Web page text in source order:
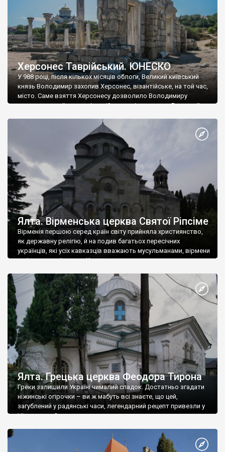
Херсонес Таврійський. ЮНЕСКО
У 988 році, після кількох місяців облоги, Великий київський
князь Володимир захопив Херсонес, візантійське, на той час,
місто. Саме взяття Херсонесу дозволило Володимиру
диктувати свої умови візантійському імператору Василю ІІ, та
Херсонесі Володимир-язичник, став Василем-християнином.
А потім було Хрещення Русі. На честь Херсонесу Таврійського
Ялта. Вірменська церква Святої Ріпсіме
Вірменія першою серед країн світу прийняла християнство,
як державну релігію, й на подив багатьох пересічних
українців, які усіх кавказців вважають мусульманами, вірмени
є відданими вірянами Христа
Ялта. Грецька церква Феодора Тирона
Греки залишили Україні чималий спадок. Достатньо згадати
ніжинські огірочки – ви ж мабуть всі знаєте, що цей,
загублений у радянські часи, легендарний рецепт привезли у
Ніжин греки?